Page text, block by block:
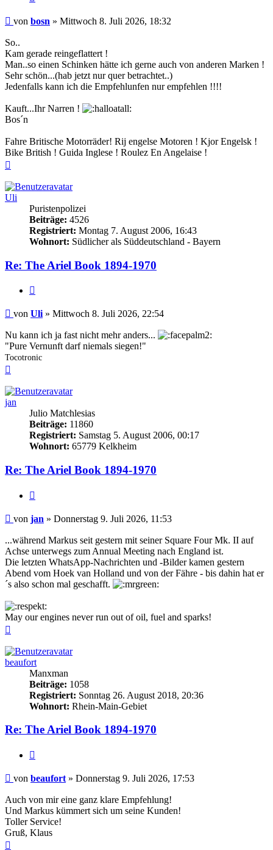
Beitrag
von bosn » Mittwoch 8. Juli 2026, 18:32
So..
Kam gerade reingeflattert !
Man..so einen Schinken hätte ich gerne auch von anderen Marken !
Sehr schön...(hab jetzt nur quer betrachtet..)
Jedenfalls kann ich die Empfehlunfen nur empfehlen !!!!
Kauft...Ihr Narren !
Bos´n
Fahre Britische Motorräder! Rij engelse Motoren ! Kjor Engelsk !
Bike British ! Guida Inglese ! Roulez En Angelaise !
Uli
Puristenpolizei
Beiträge: 4526
Registriert: Montag 7. August 2006, 16:43
Wohnort: Südlicher als Süddeutschland - Bayern
Re: The Ariel Book 1894-1970
Beitrag
von Uli » Mittwoch 8. Juli 2026, 22:54
Nu kann ich ja fast nicht mehr anders...
"Pure Vernunft darf niemals siegen!"
Tocotronic
jan
Julio Matchlesias
Beiträge: 11860
Registriert: Samstag 5. August 2006, 00:17
Wohnort: 65779 Kelkheim
Re: The Ariel Book 1894-1970
Beitrag
von jan » Donnerstag 9. Juli 2026, 11:53
...während Markus seit gestern mit seiner Square Four Mk. II auf
Achse unterwegs zum Annual Meeting nach England ist.
Die letzten WhatsApp-Nachrichten und -Bilder kamen gestern
Abend vom Hoek van Holland und von der Fähre - bis dahin hat er
´s also schon mal geschafft.
May our engines never run out of oil, fuel and sparks!
beaufort
Manxman
Beiträge: 1058
Registriert: Sonntag 26. August 2018, 20:36
Wohnort: Rhein-Main-Gebiet
Re: The Ariel Book 1894-1970
Beitrag
von beaufort » Donnerstag 9. Juli 2026, 17:53
Auch von mir eine ganz klare Empfehlung!
Und Markus kümmert sich um seine Kunden!
Toller Service!
Gruß, Klaus